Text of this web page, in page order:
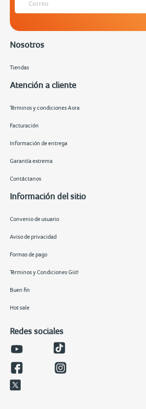
Nosotros
Tiendas
Atención a cliente
Términos y condiciones Aora
Facturación
Información de entrega
Garantía extrema
Contáctanos
Información del sitio
Convenio de usuario
Aviso de privacidad
Formas de pago
Términos y Condiciones Giit!
Buen fin
Hot sale
Redes sociales